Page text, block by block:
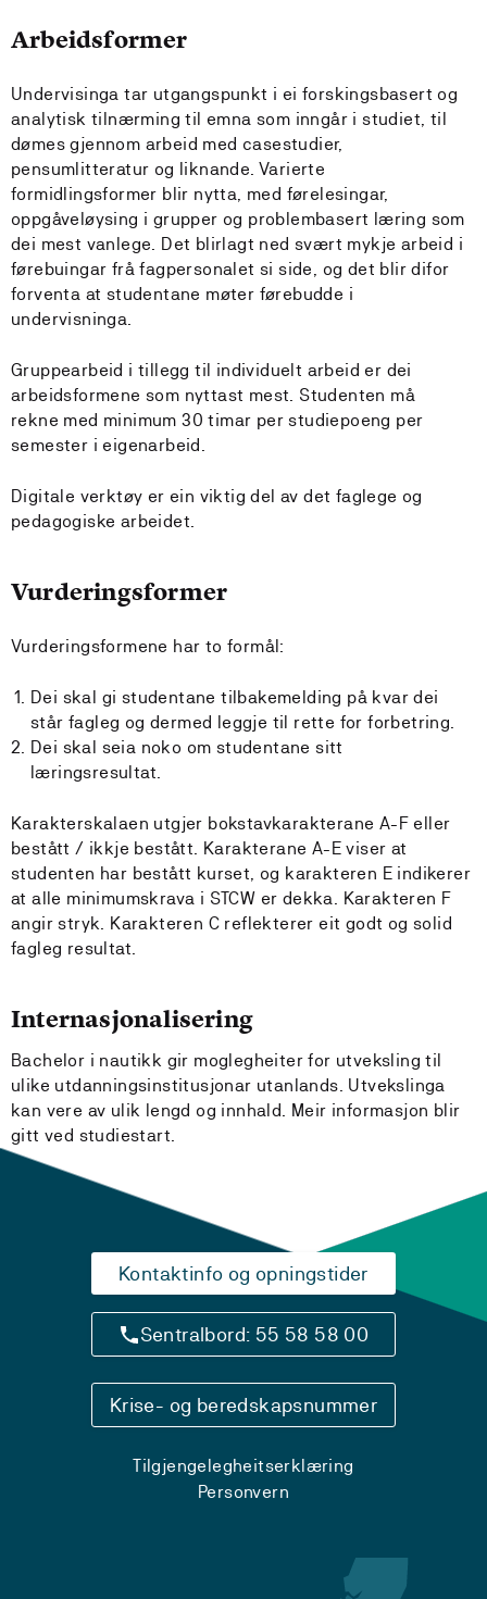
Arbeidsformer
Undervisinga tar utgangspunkt i ei forskingsbasert og
analytisk tilnærming til emna som inngår i studiet, til
dømes gjennom arbeid med casestudier,
pensumlitteratur og liknande. Varierte
formidlingsformer blir nytta, med førelesingar,
oppgåveløysing i grupper og problembasert læring som
dei mest vanlege. Det blirlagt ned svært mykje arbeid i
førebuingar frå fagpersonalet si side, og det blir difor
forventa at studentane møter førebudde i
undervisninga.
Gruppearbeid i tillegg til individuelt arbeid er dei
arbeidsformene som nyttast mest. Studenten må
rekne med minimum 30 timar per studiepoeng per
semester i eigenarbeid.
Digitale verktøy er ein viktig del av det faglege og
pedagogiske arbeidet.
Vurderingsformer
Vurderingsformene har to formål:
Dei skal gi studentane tilbakemelding på kvar dei
står fagleg og dermed leggje til rette for forbetring.
Dei skal seia noko om studentane sitt
læringsresultat.
Karakterskalaen utgjer bokstavkarakterane A-F eller
bestått / ikkje bestått. Karakterane A-E viser at
studenten har bestått kurset, og karakteren E indikerer
at alle minimumskrava i STCW er dekka. Karakteren F
angir stryk. Karakteren C reflekterer eit godt og solid
fagleg resultat.
Internasjonalisering
Bachelor i nautikk gir moglegheiter for utveksling til
ulike utdanningsinstitusjonar utanlands. Utvekslinga
kan vere av ulik lengd og innhald. Meir informasjon blir
gitt ved studiestart.
Kontaktinfo og opningstider
Sentralbord: 55 58 58 00
Krise- og beredskapsnummer
Tilgjengelegheitserklæring
Personvern